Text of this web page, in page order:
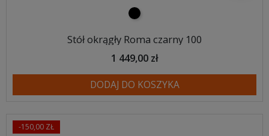
czarny
Stół okrągły Roma czarny 100
1 449,00 zł
DODAJ DO KOSZYKA
-150,00 ZŁ